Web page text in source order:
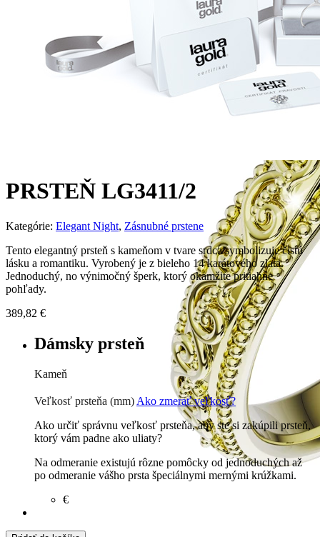
PRSTEŇ LG3411/2
Kategórie: Elegant Night, Zásnubné prstene
Tento elegantný prsteň s kameňom v tvare srdca symbolizuje čistú
lásku a romantiku. Vyrobený je z bieleho 14 karátového zlata.
Jednoduchý, no výnimočný šperk, ktorý okamžite pritiahne
pohľady.
389,82 €
Dámsky prsteň
Kameň
Prírodné kamene
Veľkosť prsteňa (mm) Ako zmerať veľkosť?
Ako určiť správnu veľkosť prsteňa, aby ste si zakúpili prsteň,
ktorý vám padne ako uliaty?
Na odmeranie existujú rôzne pomôcky od jednoduchých až
po odmeranie vášho prsta špeciálnymi mernými krúžkami.
€